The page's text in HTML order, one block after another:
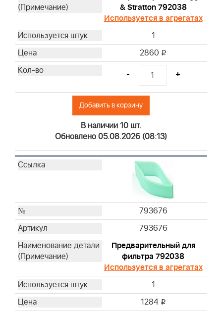
& Stratton 792038
Используется в агрегатах
1
2860 i
- +
Добавить в корзину
В наличии 10 шт.
Обновлено 05.08.2026 (08:13)
793676
793676
Предварительный для
фильтра 792038
Используется в агрегатах
1
1284 i